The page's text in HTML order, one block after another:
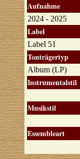
Aufnahme
2024 - 2025
Label
Label 51
Tonträgertyp
Album (LP)
Instrumentalstil
Musikstil
Essembleart